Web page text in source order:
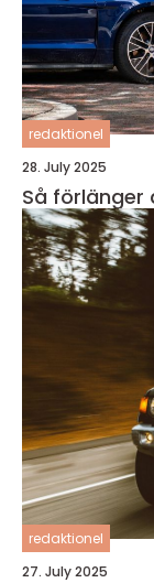
redaktionel
28. July 2025
Så förlänger
redaktionel
27. July 2025